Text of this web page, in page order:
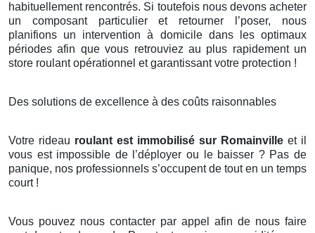
habituellement rencontrés. Si toutefois nous devons acheter
un composant particulier et retourner l’poser, nous
planifions un intervention à domicile dans les optimaux
périodes afin que vous retrouviez au plus rapidement un
store roulant opérationnel et garantissant votre protection !
Des solutions de excellence à des coûts raisonnables
Votre rideau roulant est immobilisé sur Romainville et il
vous est impossible de l’déployer ou le baisser ? Pas de
panique, nos professionnels s’occupent de tout en un temps
court !
Vous pouvez nous contacter par appel afin de nous faire